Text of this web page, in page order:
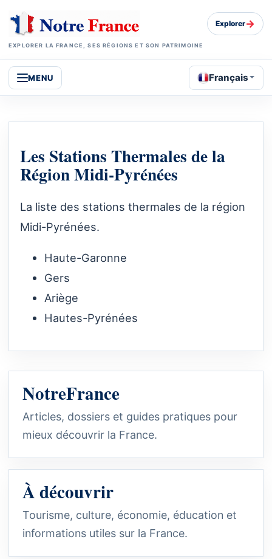
EXPLORER LA FRANCE, SES RÉGIONS ET SON PATRIMOINE
Explorer→
MENU Français
Les Stations Thermales de la
Région Midi-Pyrénées
La liste des stations thermales de la région
Midi-Pyrénées.
Haute-Garonne
Gers
Ariège
Hautes-Pyrénées
NotreFrance
Articles, dossiers et guides pratiques pour
mieux découvrir la France.
À découvrir
Tourisme, culture, économie, éducation et
informations utiles sur la France.